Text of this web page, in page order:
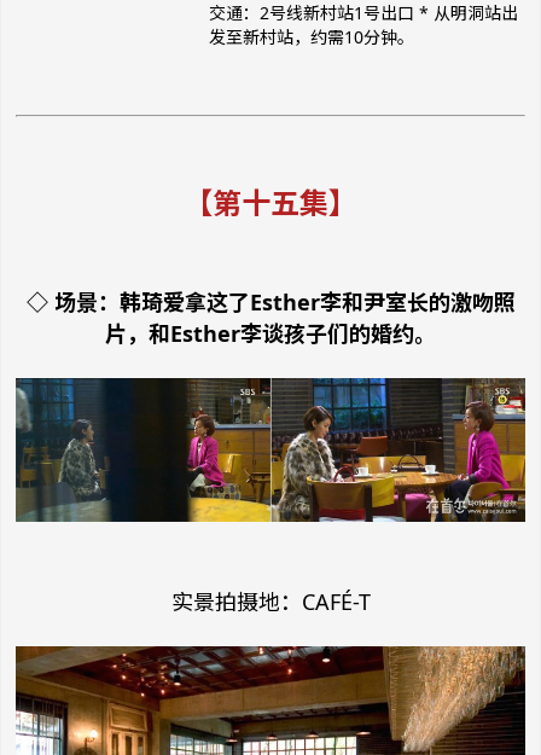
交通：2号线新村站1号出口 * 从明洞站出
发至新村站，约需10分钟。
【第十五集】
◇ 场景：韩琦爱拿这了Esther李和尹室长的激吻照
片，和Esther李谈孩子们的婚约。
实景拍摄地：CAFÉ-T